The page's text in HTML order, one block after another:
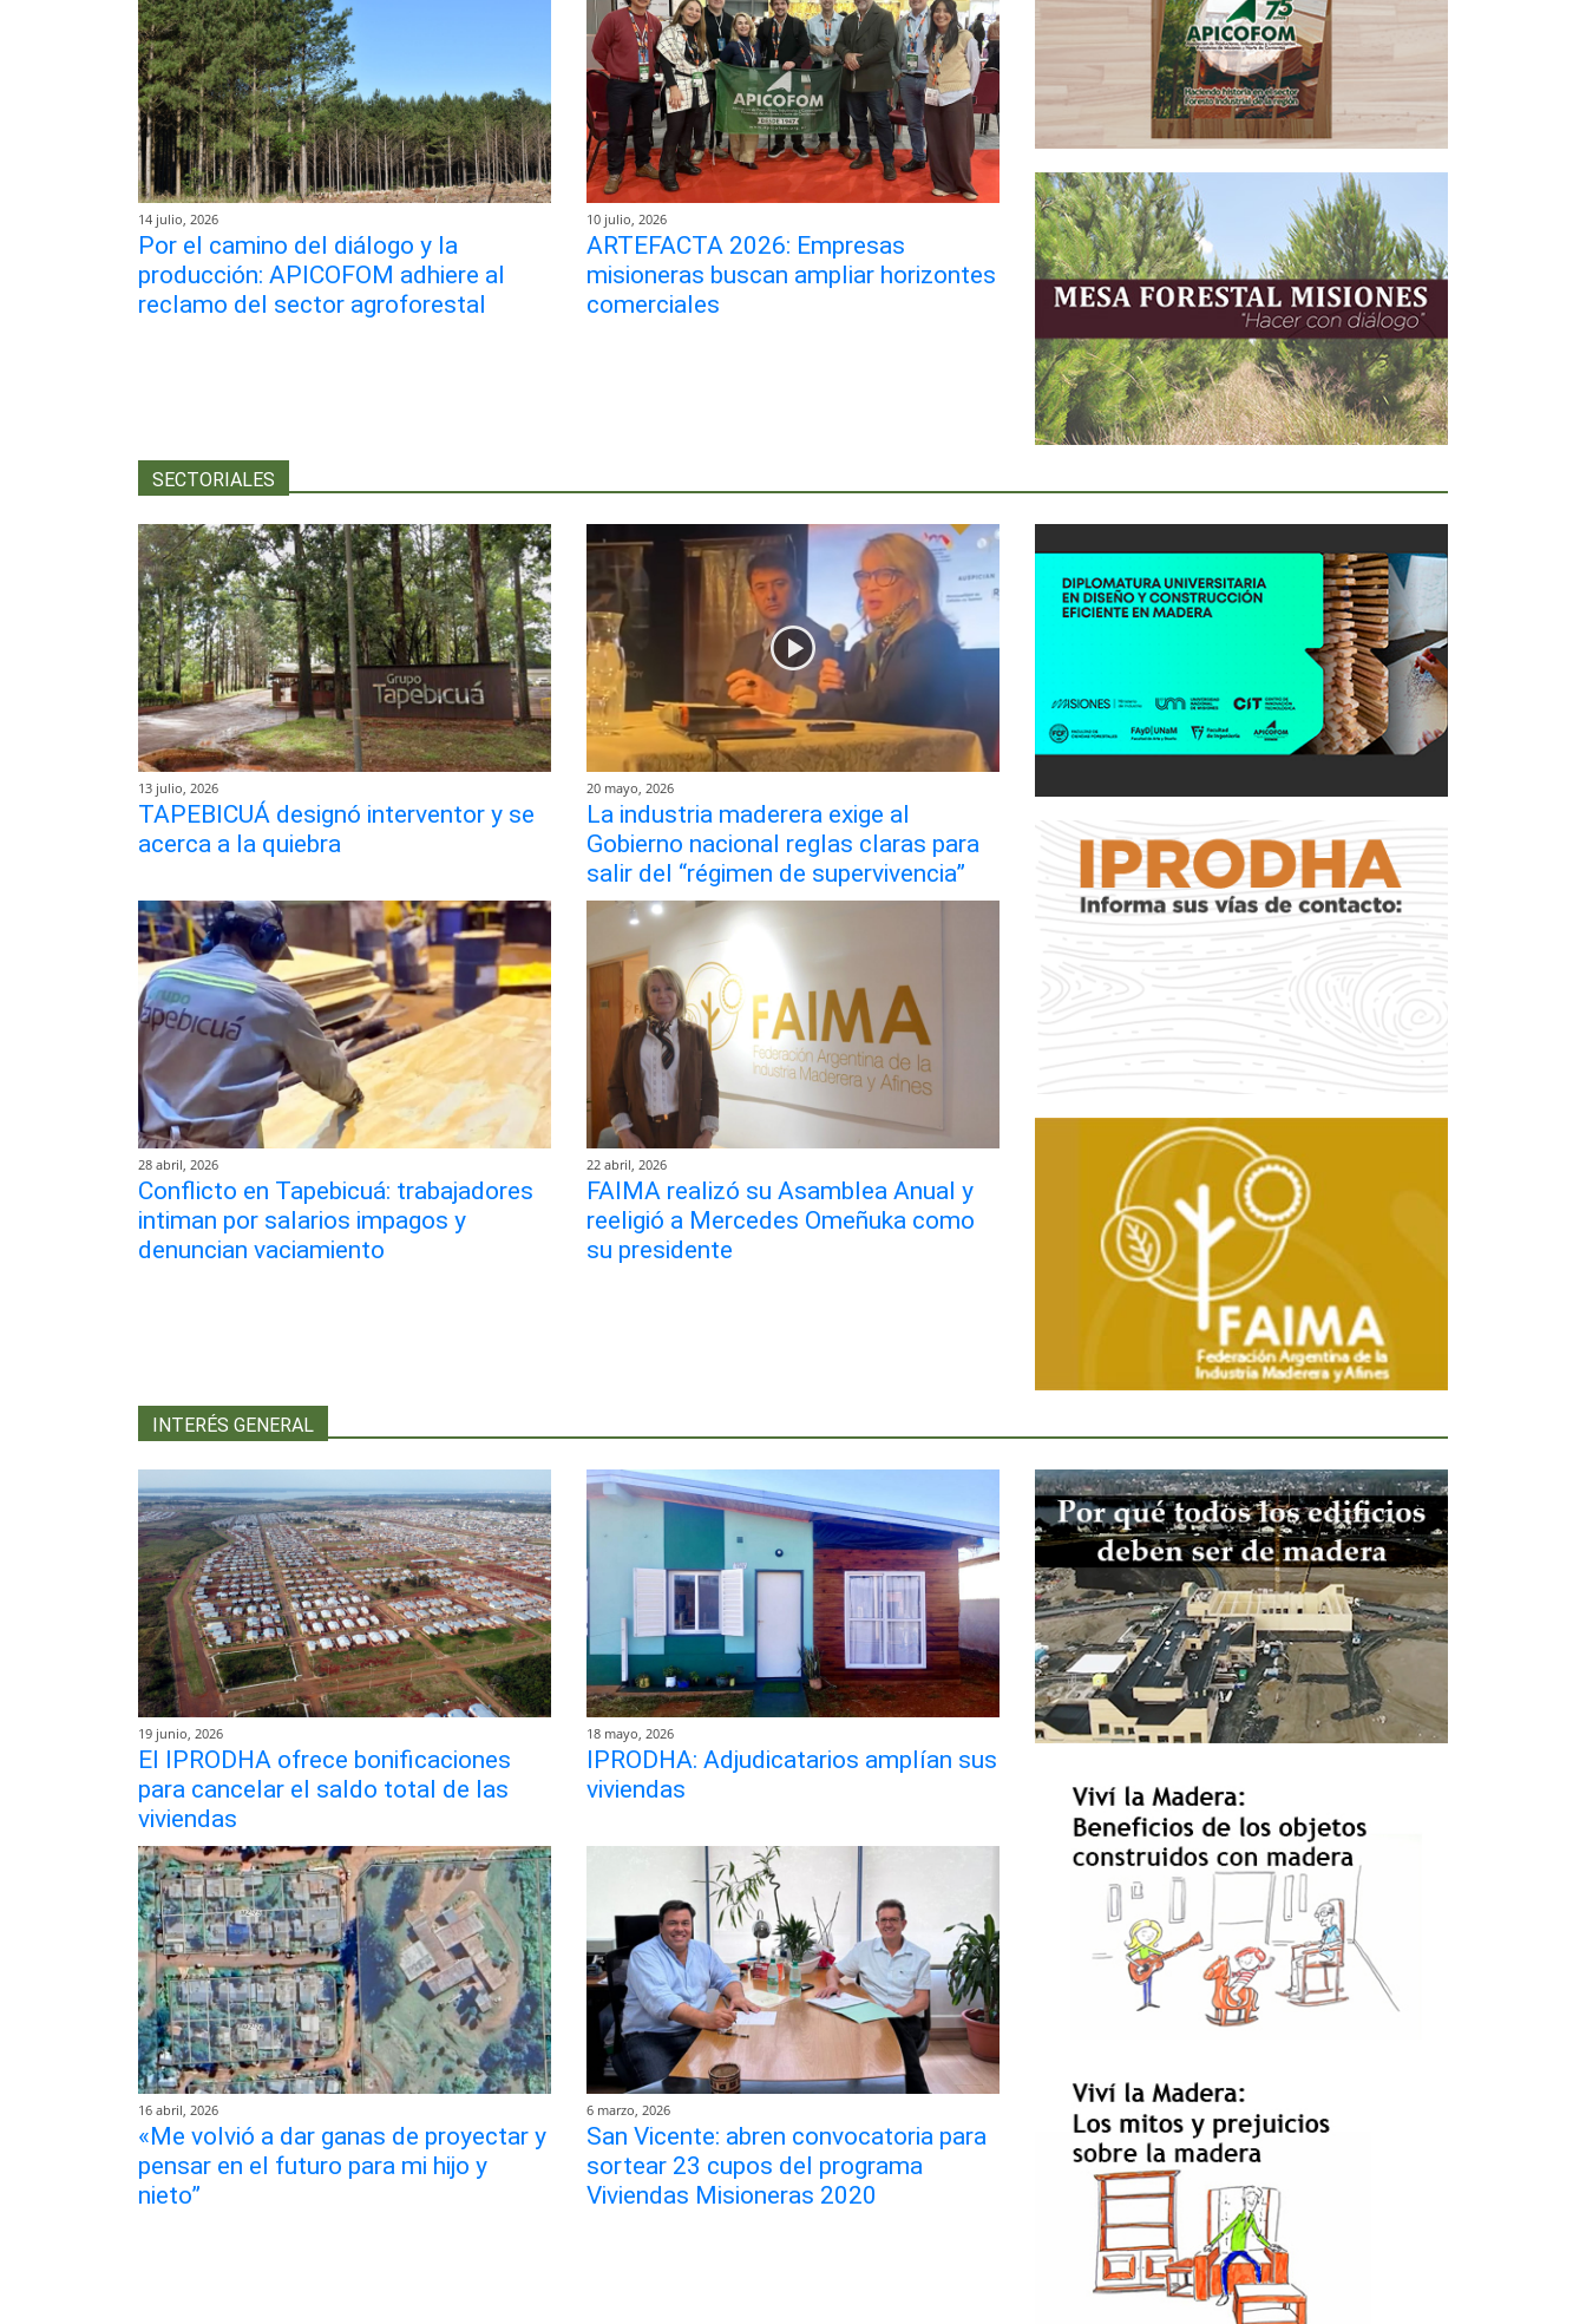
14 julio, 2026
Por el camino del diálogo y la
producción: APICOFOM adhiere al
reclamo del sector agroforestal
10 julio, 2026
ARTEFACTA 2026: Empresas
misioneras buscan ampliar horizontes
comerciales
SECTORIALES
13 julio, 2026
TAPEBICUÁ designó interventor y se
acerca a la quiebra
20 mayo, 2026
La industria maderera exige al
Gobierno nacional reglas claras para
salir del “régimen de supervivencia”
28 abril, 2026
Conflicto en Tapebicuá: trabajadores
intiman por salarios impagos y
denuncian vaciamiento
22 abril, 2026
FAIMA realizó su Asamblea Anual y
reeligió a Mercedes Omeñuka como
su presidente
INTERÉS GENERAL
19 junio, 2026
El IPRODHA ofrece bonificaciones
para cancelar el saldo total de las
viviendas
18 mayo, 2026
IPRODHA: Adjudicatarios amplían sus
viviendas
16 abril, 2026
«Me volvió a dar ganas de proyectar y
pensar en el futuro para mi hijo y
nieto”
6 marzo, 2026
San Vicente: abren convocatoria para
sortear 23 cupos del programa
Viviendas Misioneras 2020